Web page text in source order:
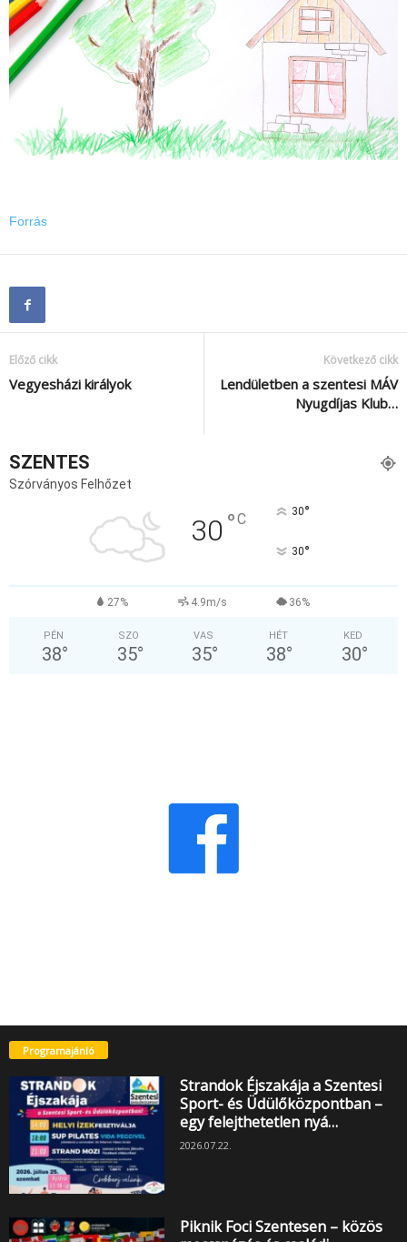
Forrás
Előző cikk
Vegyesházi királyok
Következő cikk
Lendületben a szentesi MÁV
Nyugdíjas Klub…
SZENTES
Szórványos Felhőzet
30 °C 30°
30°
27% 4.9m/s 36%
PÉN
38°
SZO
35°
VAS
35°
HÉT
38°
KED
30°
Programajánló
Strandok Éjszakája a Szentesi
Sport- és Üdülőközpontban –
egy felejthetetlen nyá…
2026.07.22.
Piknik Foci Szentesen – közös